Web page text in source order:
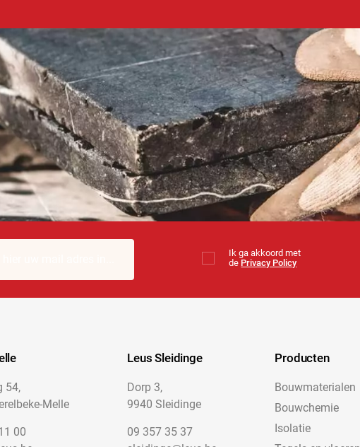
Ik ga akkoord met
de Privacy Policy
54,
Melle
00
Leus Sleidinge
Dorp 3,
9940 Sleidinge
09 357 35 37
Producten
Bouwmaterialen
Bouwchemie
Isolatie